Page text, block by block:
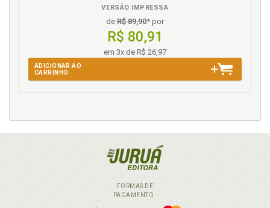
VERSÃO IMPRESSA
de R$ 89,90* por
R$ 80,91
em 3x de R$ 26,97
ADICIONAR AO
CARRINHO
FORMAS DE
PAGAMENTO